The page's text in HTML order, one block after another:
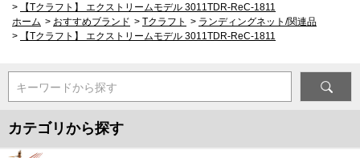
>
【Tクラフト】 エクストリームモデル 3011TDR-ReC-1811
ホーム > おすすめブランド > Tクラフト > ランディングネット/関連品
>
【Tクラフト】 エクストリームモデル 3011TDR-ReC-1811
キーワードから探す
カテゴリから探す